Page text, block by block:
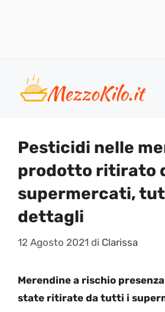
contenuto
Pesticidi nelle
prodotto ritirato
supermercati,
dettagli
12 Agosto 2021 di Clarissa
Merendine a rischio
state ritirate da tutti i